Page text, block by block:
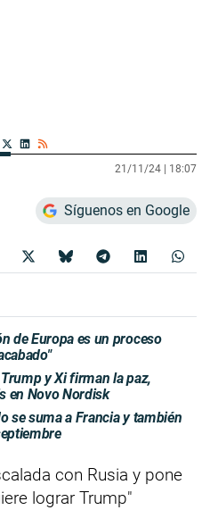
21/11/24 | 18:07
Síguenos en Google
de Europa es un proceso
Trump y Xi firman la paz,
en Novo Nordisk
se suma a Francia y también
con Rusia y pone
lograr Trump"